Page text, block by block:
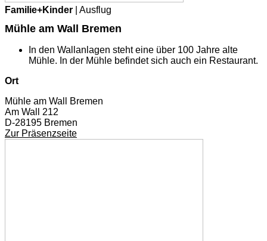
Familie+Kinder | Ausflug
Mühle am Wall Bremen
In den Wallanlagen steht eine über 100 Jahre alte
Mühle. In der Mühle befindet sich auch ein Restaurant.
Ort
Mühle am Wall Bremen
Am Wall 212
D-28195 Bremen
Zur Präsenzseite